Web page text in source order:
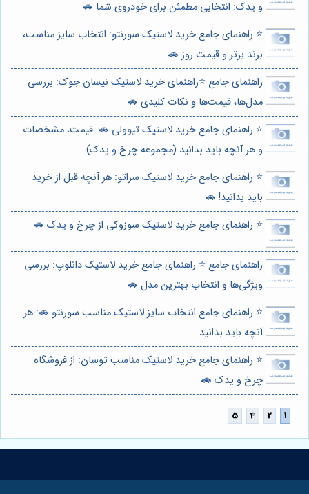
و یدک: انتخابی مطمئن برای خودروی شما 🚗
⭐️ راهنمای جامع خرید لاستیک سورنتو: انتخاب سایز مناسب،
برند برتر و قیمت روز 🚗
راهنمای جامع ⭐️راهنمای خرید لاستیک نیسان جوک: بررسی
مدل‌ها، قیمت‌ها و نکات کلیدی 🚗
⭐️ راهنمای جامع خرید لاستیک تیوولی 🚗: قیمت، مشخصات
و هر آنچه باید بدانید (مجموعه چرخ و یدک)
⭐️ راهنمای جامع خرید لاستیک سراتو: هر آنچه قبل از خرید
باید بدانید! 🚗
⭐️ راهنمای جامع خرید لاستیک سوزوکی از چرخ و یدک 🚗
راهنمای جامع ⭐️ راهنمای جامع خرید لاستیک دانلوپ: بررسی
ویژگی‌ها و انتخاب بهترین مدل 🚗
⭐️ راهنمای جامع انتخاب سایز لاستیک مناسب سورنتو 🚗: هر
آنچه باید بدانید
⭐️ راهنمای جامع خرید لاستیک مناسب توسان: از فروشگاه
چرخ و یدک 🚗